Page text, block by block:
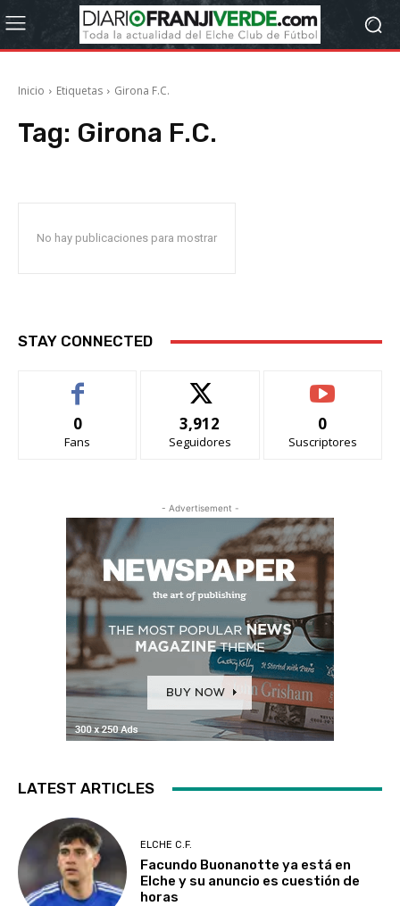
Inicio Etiquetas Girona F.C.
Tag: Girona F.C.
No hay publicaciones para mostrar
STAY CONNECTED
0
Fans
3,912
Seguidores
0
Suscriptores
- Advertisement -
LATEST ARTICLES
ELCHE C.F.
Facundo Buonanotte ya está en
Elche y su anuncio es cuestión de
horas